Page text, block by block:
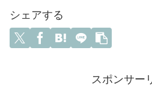
シェアする
スポンサー